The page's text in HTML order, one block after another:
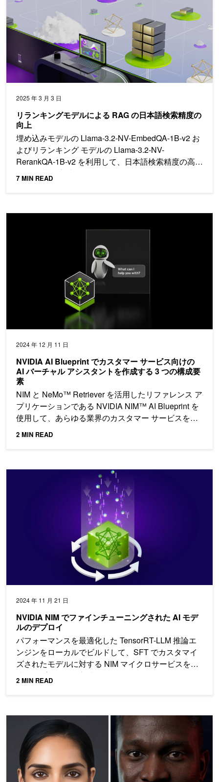
2025 年 3 月 3 日
リランキングモデルによる RAG の日本語検索精度の
向上
埋め込みモデルの Llama-3.2-NV-EmbedQA-1B-v2 お
よびリランキング モデルの Llama-3.2-NV-
RerankQA-1B-v2 を利用して、日本語検索精度の高い
RAG の構築方法を分かり易く解説します。
7 MIN READ
2024 年 12 月 11 日
NVIDIA AI Blueprint でカスタマー サービス向けの
AI バーチャル アシスタントを作成する 3 つの構成要
素
NIM と NeMo™ Retriever を活用したリファレンス ア
プリケーションである NVIDIA NIM™ AI Blueprint を
使用して、あらゆる業界のカスタマー サービスを変
革しましょう。
2 MIN READ
2024 年 11 月 21 日
NVIDIA NIM でファインチューニングされた AI モデ
ルのデプロイ
パフォーマンスを最適化した TensorRT-LLM 推論エ
ンジンをローカルでビルドして、SFT でカスタマイ
ズされたモデルに対する NIM マイクロサービスを迅
速にデプロイする方法を説明します。
2 MIN READ
NVIDIA NIM でファインチューニングされた AI モデルのデプロ
2D と 3D のデジタル ヒューマン アバターによる AI エージェ